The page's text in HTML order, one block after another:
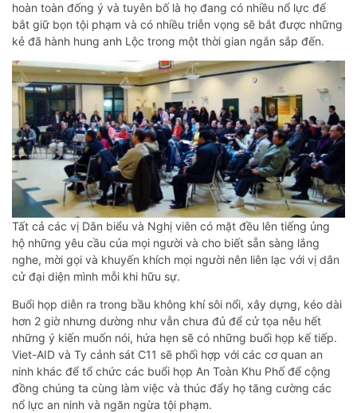
hoàn toàn đống ý và tuyên bố là họ đang có nhiều nổ lực để
bắt giữ bọn tội phạm và có nhiều triễn vọng sẽ bắt được những
kẻ đã hành hung anh Lộc trong một thời gian ngắn sắp đến.
Tất cả các vị Dân biểu và Nghị viên có mặt đều lên tiếng ủng
hộ những yêu cầu của mọi người và cho biết sẵn sàng lắng
nghe, mời gọi và khuyến khích mọi người nên liên lạc với vị dân
cử đại diện mình mỗi khi hữu sự.
Buổi họp diễn ra trong bầu không khí sôi nổi, xây dựng, kéo dài
hơn 2 giờ nhưng dường như vẫn chưa đủ để cử tọa nêu hết
những ý kiến muốn nói, hứa hẹn sẽ có những buổi họp kế tiếp.
Viet-AID và Ty cảnh sát C11 sẽ phối hợp với các cơ quan an
ninh khác để tổ chức các buổi họp An Toàn Khu Phố để cộng
đồng chúng ta cùng làm việc và thúc đẩy họ tăng cường các
nổ lực an ninh và ngăn ngừa tội phạm.